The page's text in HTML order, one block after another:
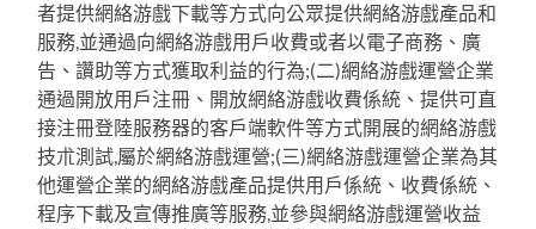
者提供網絡游戲下載等方式向公眾提供網絡游戲產品和
服務,並通過向網絡游戲用戶收費或者以電子商務、廣
告、讚助等方式獲取利益的行為;(二)網絡游戲運營企業
通過開放用戶注冊、開放網絡游戲收費係統、提供可直
接注冊登陸服務器的客戶端軟件等方式開展的網絡游戲
技朮測試,屬於網絡游戲運營;(三)網絡游戲運營企業為其
他運營企業的網絡游戲產品提供用戶係統、收費係統、
程序下載及宣傳推廣等服務,並參與網絡游戲運營收益